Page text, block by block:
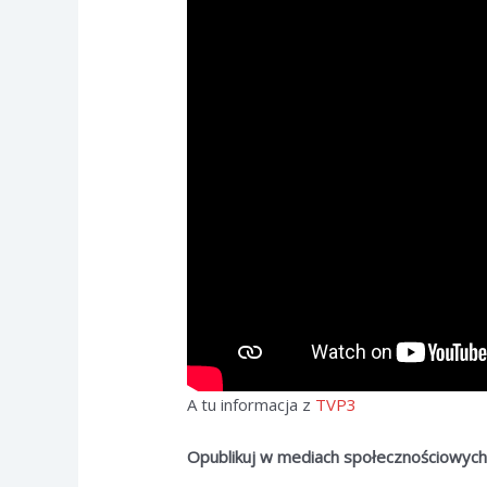
A tu informacja z TVP3
Opublikuj w mediach społecznościowych